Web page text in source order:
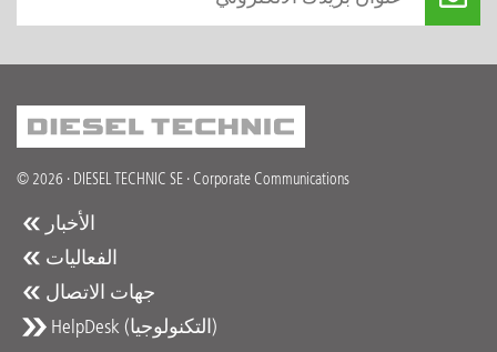
© 2026 · DIESEL TECHNIC SE · Corporate Communications
الأخبار
الفعاليات
جهات الاتصال
HelpDesk (التكنولوجيا)